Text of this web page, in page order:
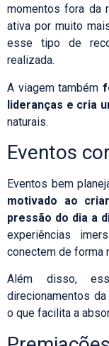
momentos fora da
ativa por muito
esse tipo de
realizada.
A viagem também
lideranças e cria
naturais.
Eventos
Eventos bem
motivado ao
pressão do dia a
experiências
conectem de forma
Além disso,
direcionamentos
o que facilita a